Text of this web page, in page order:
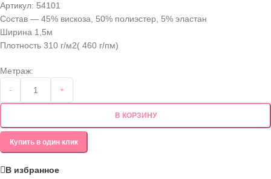
Артикул: 54101
Состав — 45% вискоза, 50% полиэстер, 5% эластан
Ширина 1,5м
Плотность 310 г/м2( 460 г/пм)
Метраж:
- +
В КОРЗИНУ
Купить в один клик
В избранное